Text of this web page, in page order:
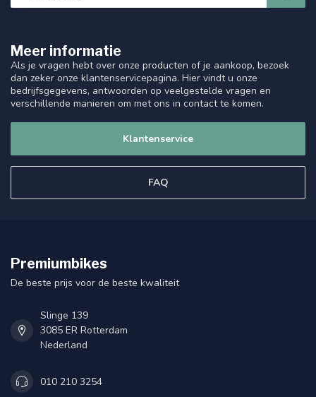
Meer informatie
Als je vragen hebt over onze producten of je aankoop, bezoek
dan zeker onze klantenservicepagina. Hier vindt u onze
bedrijfsgegevens, antwoorden op veelgestelde vragen en
verschillende manieren om met ons in contact te komen.
Klantenservice
FAQ
Premiumbikes
De beste prijs voor de beste kwaliteit
Slinge 139
3085 ER Rotterdam
Nederland
010 210 3254